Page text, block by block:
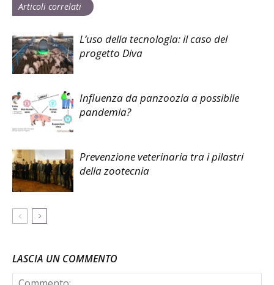
Articoli correlati
L’uso della tecnologia: il caso del
progetto Diva
Influenza da panzoozia a possibile
pandemia?
Prevenzione veterinaria tra i pilastri
della zootecnia
LASCIA UN COMMENTO